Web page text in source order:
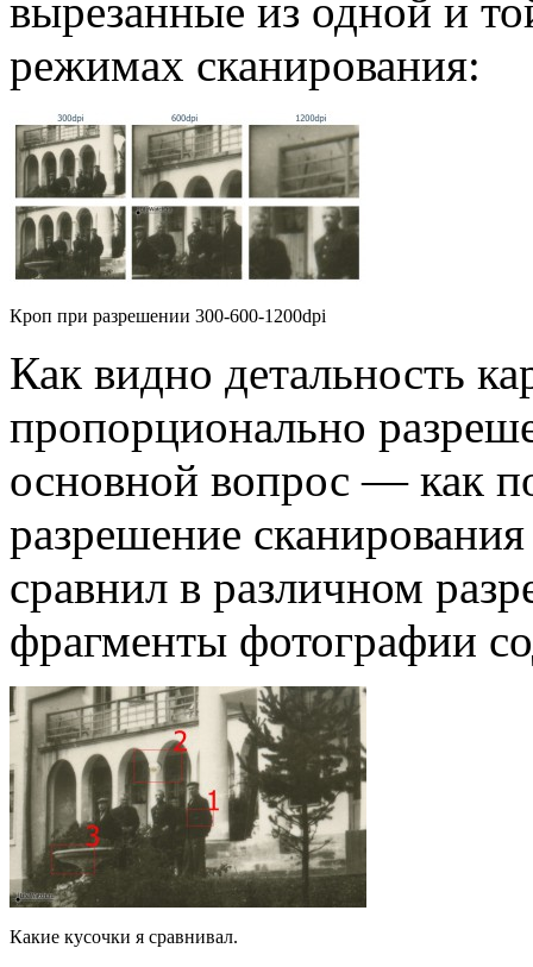
вырезанные из одной и
режимах сканирования:
Кроп при разрешении 300-600-1200dpi
Как видно детальность
пропорционально
основной вопрос — как
разрешение
сравнил в различном
фрагменты фотографии
Какие кусочки я сравнивал.